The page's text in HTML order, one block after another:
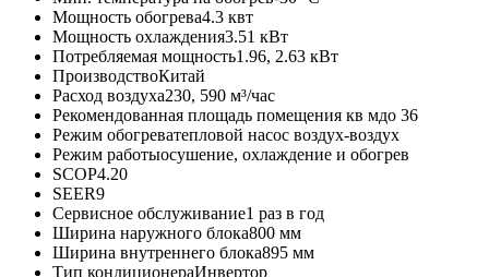
Мощность обогрева4.3 квт
Мощность охлаждения3.51 кВт
Потребляемая мощность1.96, 2.63 кВт
ПроизводствоКитай
Расход воздуха230, 590 м³/час
Рекомендованная площадь помещения кв мдо 36
Режим обогреватепловой насос воздух-воздух
Режим работыосушение, охлаждение и обогрев
SCOP4.20
SEER9
Сервисное обслуживание1 раз в год
Ширина наружного блока800 мм
Ширина внутреннего блока895 мм
Тип кондиционераИнвертор